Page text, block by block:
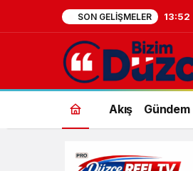
SON GELIŞMELER 12:23
Akış Gündem